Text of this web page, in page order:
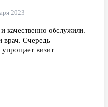
2023
качественно обслужили.
врач. Очередь
упрощает визит